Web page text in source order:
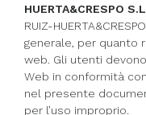
HUERTA&CRESPO S.L
RUIZ-
generale, per quanto
web. Gli utenti
Web in conformità
nel presente
per l’uso improprio.